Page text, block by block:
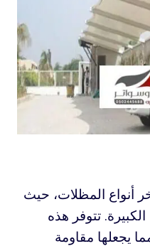
أنواع المظلات، حيث
الكبيرة. تتوفر هذه
يجعلها مقاومة